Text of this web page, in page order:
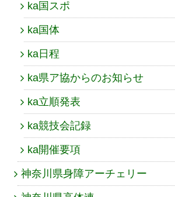
ka国スポ
ka国体
ka日程
ka県ア協からのお知らせ
ka立順発表
ka競技会記録
ka開催要項
神奈川県身障アーチェリー